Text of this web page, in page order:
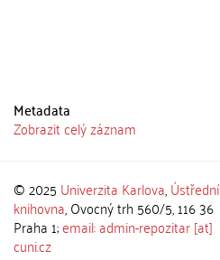
Metadata
Zobrazit celý záznam
© 2025 Univerzita Karlova,Ústřední
knihovna, Ovocný trh 560/5, 116 36
Praha 1;email: admin-repozitar [at]
cuni.cz